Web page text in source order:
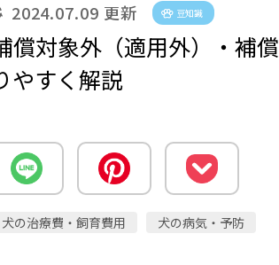
2024.07.09 更新 豆知識
償対象外（適用外）・補償
やすく解説
犬の治療費・飼育費用 犬の病気・予防